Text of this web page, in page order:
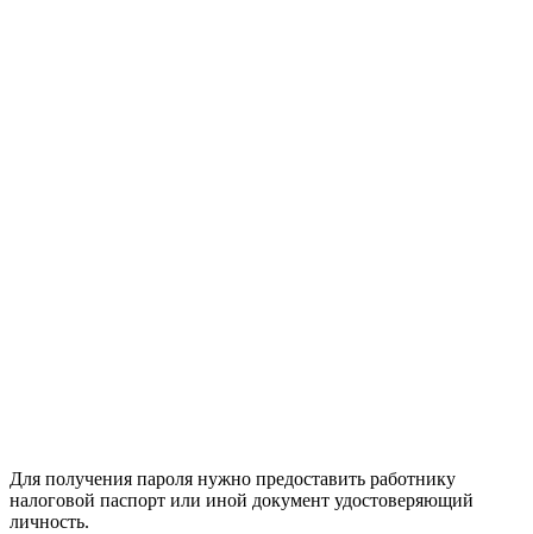
Для получения пароля нужно предоставить работнику
налоговой паспорт или иной документ удостоверяющий
личность.